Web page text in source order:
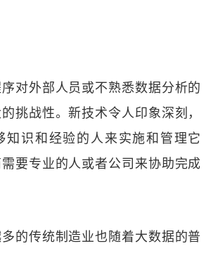
对外部人员或不熟悉数据分析的
挑战性。新技术令人印象深刻，
知识和经验的人来实施和管理它
要专业的人或者公司来协助完成
的传统制造业也随着大数据的普